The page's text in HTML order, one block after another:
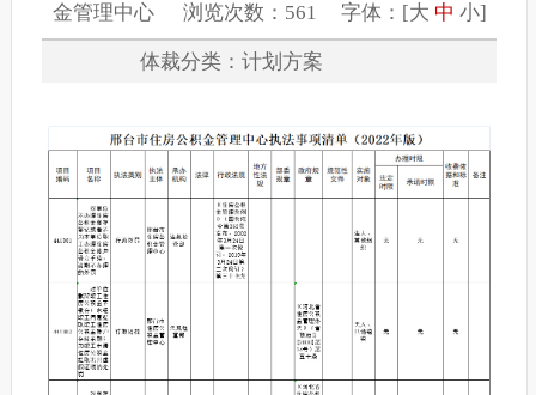
金管理中心 浏览次数：561 字体：[大 中 小]
体裁分类：计划方案